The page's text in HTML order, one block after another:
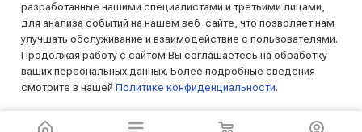
2019 - 2026 © АО КПК "Ставропольстройопторг"
Все права защищены
разработанные нашими специалистами и третьими лицами,
для анализа событий на нашем веб-сайте, что позволяет нам
улучшать обслуживание и взаимодействие с пользователями.
Продолжая работу с сайтом Вы соглашаетесь на обработку
ваших персональных данных. Более подробные сведения
смотрите в нашей Политике конфиденциальности.
ПРИНИМАЮ